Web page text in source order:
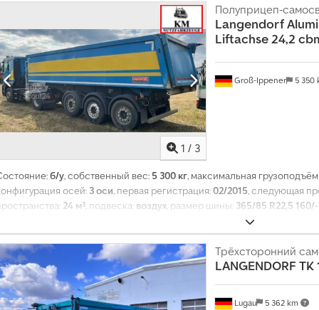
1 / 3
Groß-Ippener 5 350
Полуприцеп-
Langendorf
Liftachse 24,2
б/у, собственный вес: 5 300 кг, максимальная
осей: 3 оси , первая регистрация:02/2015 , следующая
24 м³ , подвеска: воздух , размер шины: 365/85 R22,5
Lugau 5 362 km
Трёхсторонний
LANGENDORF TK